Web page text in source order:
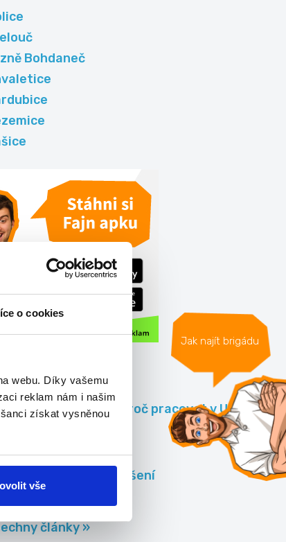
o cookies
webu. Díky vašemu
reklam nám i našim
získat vysněnou
vše
Jak najít brigádu
Bohdaneč
10 důvodů, proč pracovat v USA jako
plavčík
Kontrolní hlášení
články »